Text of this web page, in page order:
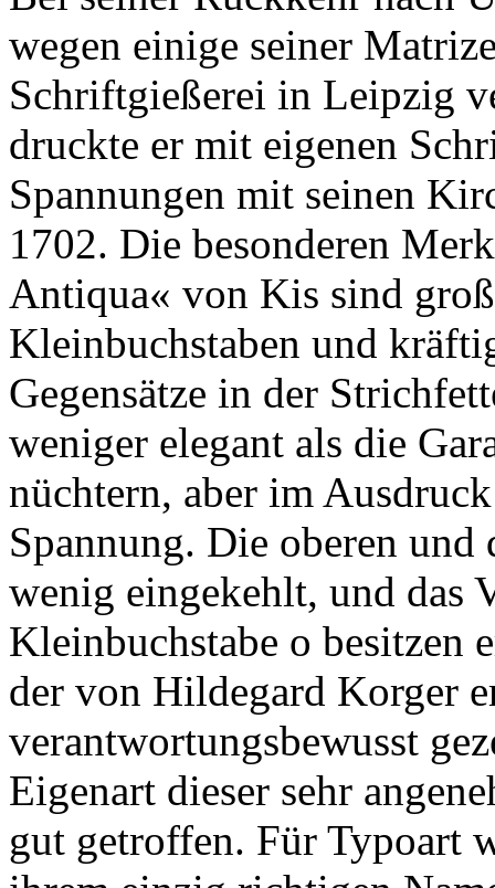
wegen einige seiner
Schriftgießerei in Leipzig
druckte er mit eigenen
Spannungen mit seinen
1702. Die besonderen
Antiqua« von Kis sind
Kleinbuchstaben und
Gegensätze in der
weniger elegant als die
nüchtern, aber im
Spannung. Die oberen
wenig eingekehlt, und das
Kleinbuchstabe o besitzen
der von Hildegard Korger
verantwortungsbewusst
Eigenart dieser sehr
gut getroffen. Für Typoart